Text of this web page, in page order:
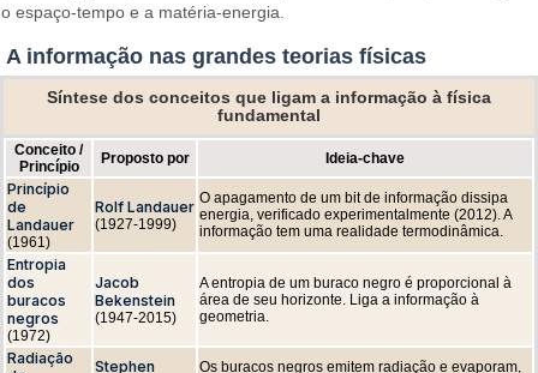
o espaço-tempo e a matéria-energia.
A informação nas grandes teorias físicas
Síntese dos conceitos que ligam a informação à física
fundamental
Conceito /
Princípio
Proposto por Ideia-chave
Princípio
de
Landauer
(1961)
Rolf Landauer
(1927-1999)
O apagamento de um bit de informação dissipa
energia, verificado experimentalmente (2012). A
informação tem uma realidade termodinâmica.
Entropia
dos
buracos
negros
(1972)
Jacob
Bekenstein
(1947-2015)
A entropia de um buraco negro é proporcional à
área de seu horizonte. Liga a informação à
geometria.
Radiação
Stephen
Os buracos negros emitem radiação e evaporam,